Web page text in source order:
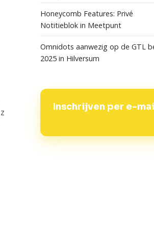
Honeycomb Features: Privé
Notitieblok in Meetpunt
Omnidots aanwezig op de GTL
2025 in Hilversum
Inschrijven per e-